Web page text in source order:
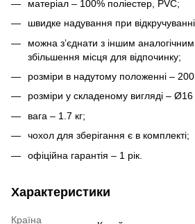
матеріал – 100% поліестер, PVC;
швидке надування при
можна зʼєднати з іншим
збільшення місця для відпочинку;
розміри в надутому положенні –
розміри у складеному вигляді –
вага – 1.7 кг;
чохол для зберігання є в комплекті;
офіційна гарантія – 1 рік.
Характеристики
Країна